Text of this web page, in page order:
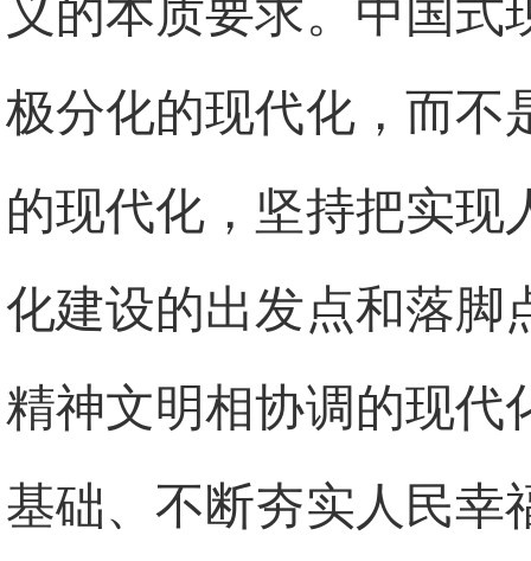
义的本质要求。中国
极分化的现代化，而不
的现代化，坚持把实现
化建设的出发点和落脚
精神文明相协调的现代
基础、不断夯实人民幸